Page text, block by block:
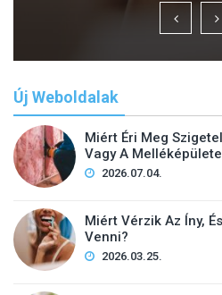
Új Weboldalak
Miért Éri Meg
Vagy A
2026.07.04.
Miért Vérzik Az Íny,
Venni?
2026.03.25.